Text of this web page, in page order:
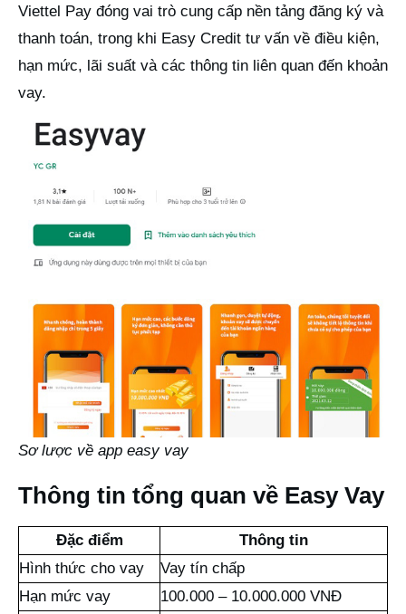
Viettel Pay đóng vai trò cung cấp nền tảng đăng ký và
thanh toán, trong khi Easy Credit tư vấn về điều kiện,
hạn mức, lãi suất và các thông tin liên quan đến khoản
vay.
Sơ lược về app easy vay
Thông tin tổng quan về Easy Vay
Đặc điểm
Thông tin
Hình thức cho vay
Vay tín chấp
Hạn mức vay
100.000 – 10.000.000 VNĐ